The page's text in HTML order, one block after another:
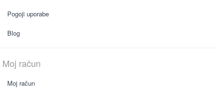
Pogoji uporabe
Blog
Moj račun
Moj račun